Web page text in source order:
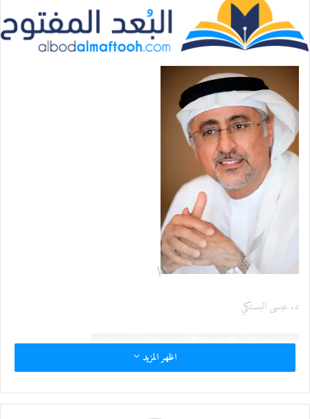
ل
ب
ر
ي
ا
إ
ل
ك
ت
ر
\
د. عبسى البستكي
اظهر المزيد